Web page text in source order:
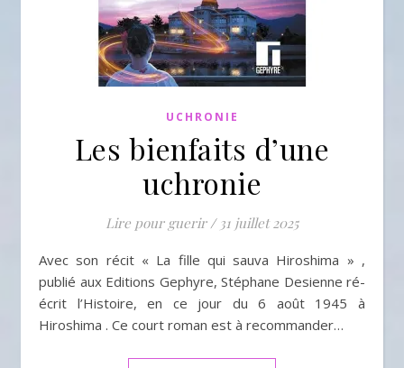
UCHRONIE
Les bienfaits d’une
uchronie
Lire pour guerir / 31 juillet 2025
Avec son récit « La fille qui sauva Hiroshima » ,
publié aux Editions Gephyre, Stéphane Desienne ré-
écrit l’Histoire, en ce jour du 6 août 1945 à
Hiroshima . Ce court roman est à recommander…